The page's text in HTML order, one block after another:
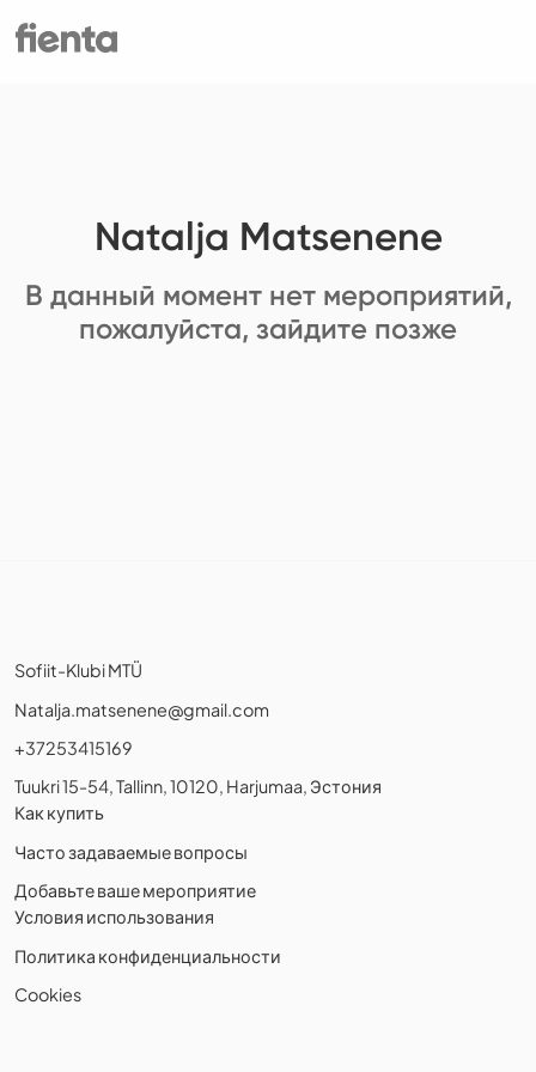
Natalja Matsenene
В данный момент нет мероприятий,
пожалуйста, зайдите позже
Sofiit-Klubi MTÜ
Natalja.matsenene@gmail.com
+37253415169
Tuukri 15-54, Tallinn, 10120, Harjumaa, Эстония
Как купить
Часто задаваемые вопросы
Добавьте ваше мероприятие
Условия использования
Политика конфиденциальности
Cookies